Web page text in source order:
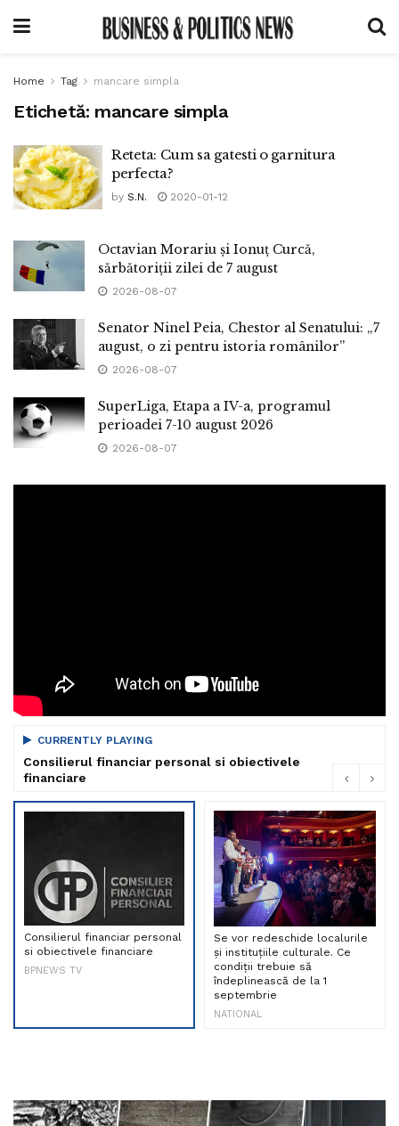
Home Tag mancare simpla
Etichetă: mancare simpla
Reteta: Cum sa gatesti o garnitura
perfecta?
by S.N. 2020-01-12
Octavian Morariu și Ionuț Curcă,
sărbătoriții zilei de 7 august
2026-08-07
Senator Ninel Peia, Chestor al Senatului: „7
august, o zi pentru istoria românilor”
2026-08-07
SuperLiga, Etapa a IV-a, programul
perioadei 7-10 august 2026
2026-08-07
CURRENTLY PLAYING
Consilierul financiar personal si obiectivele
financiare
Consilierul financiar personal
si obiectivele financiare
BPNEWS TV
Se vor redeschide localurile
și instituțiile culturale. Ce
condiții trebuie să
îndeplinească de la 1
septembrie
NATIONAL